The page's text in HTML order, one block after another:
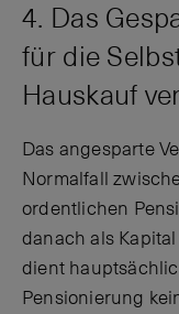
4. Das
für die
Hauskauf
Das angesparte
Normalfall
ordentlichen
danach als
dient
Pensionierung